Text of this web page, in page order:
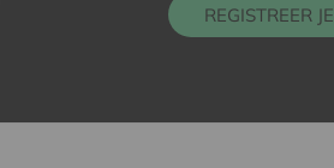
REGISTREER JE